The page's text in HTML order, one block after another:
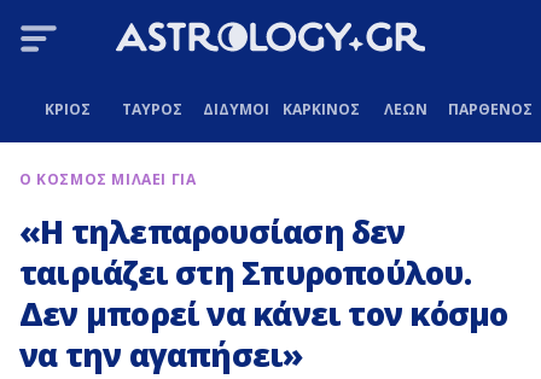
ΚΡΙΟΣ ΤΑΥΡΟΣ ΔΙΔΥΜΟΙ ΚΑΡΚΙΝΟΣ ΛΕΩΝ ΠΑΡΘΕΝΟΣ
Ο ΚΟΣΜΟΣ ΜΙΛΑΕΙ ΓΙΑ
«Η τηλεπαρουσίαση δεν
ταιριάζει στη Σπυροπούλου.
Δεν μπορεί να κάνει τον κόσμο
να την αγαπήσει»